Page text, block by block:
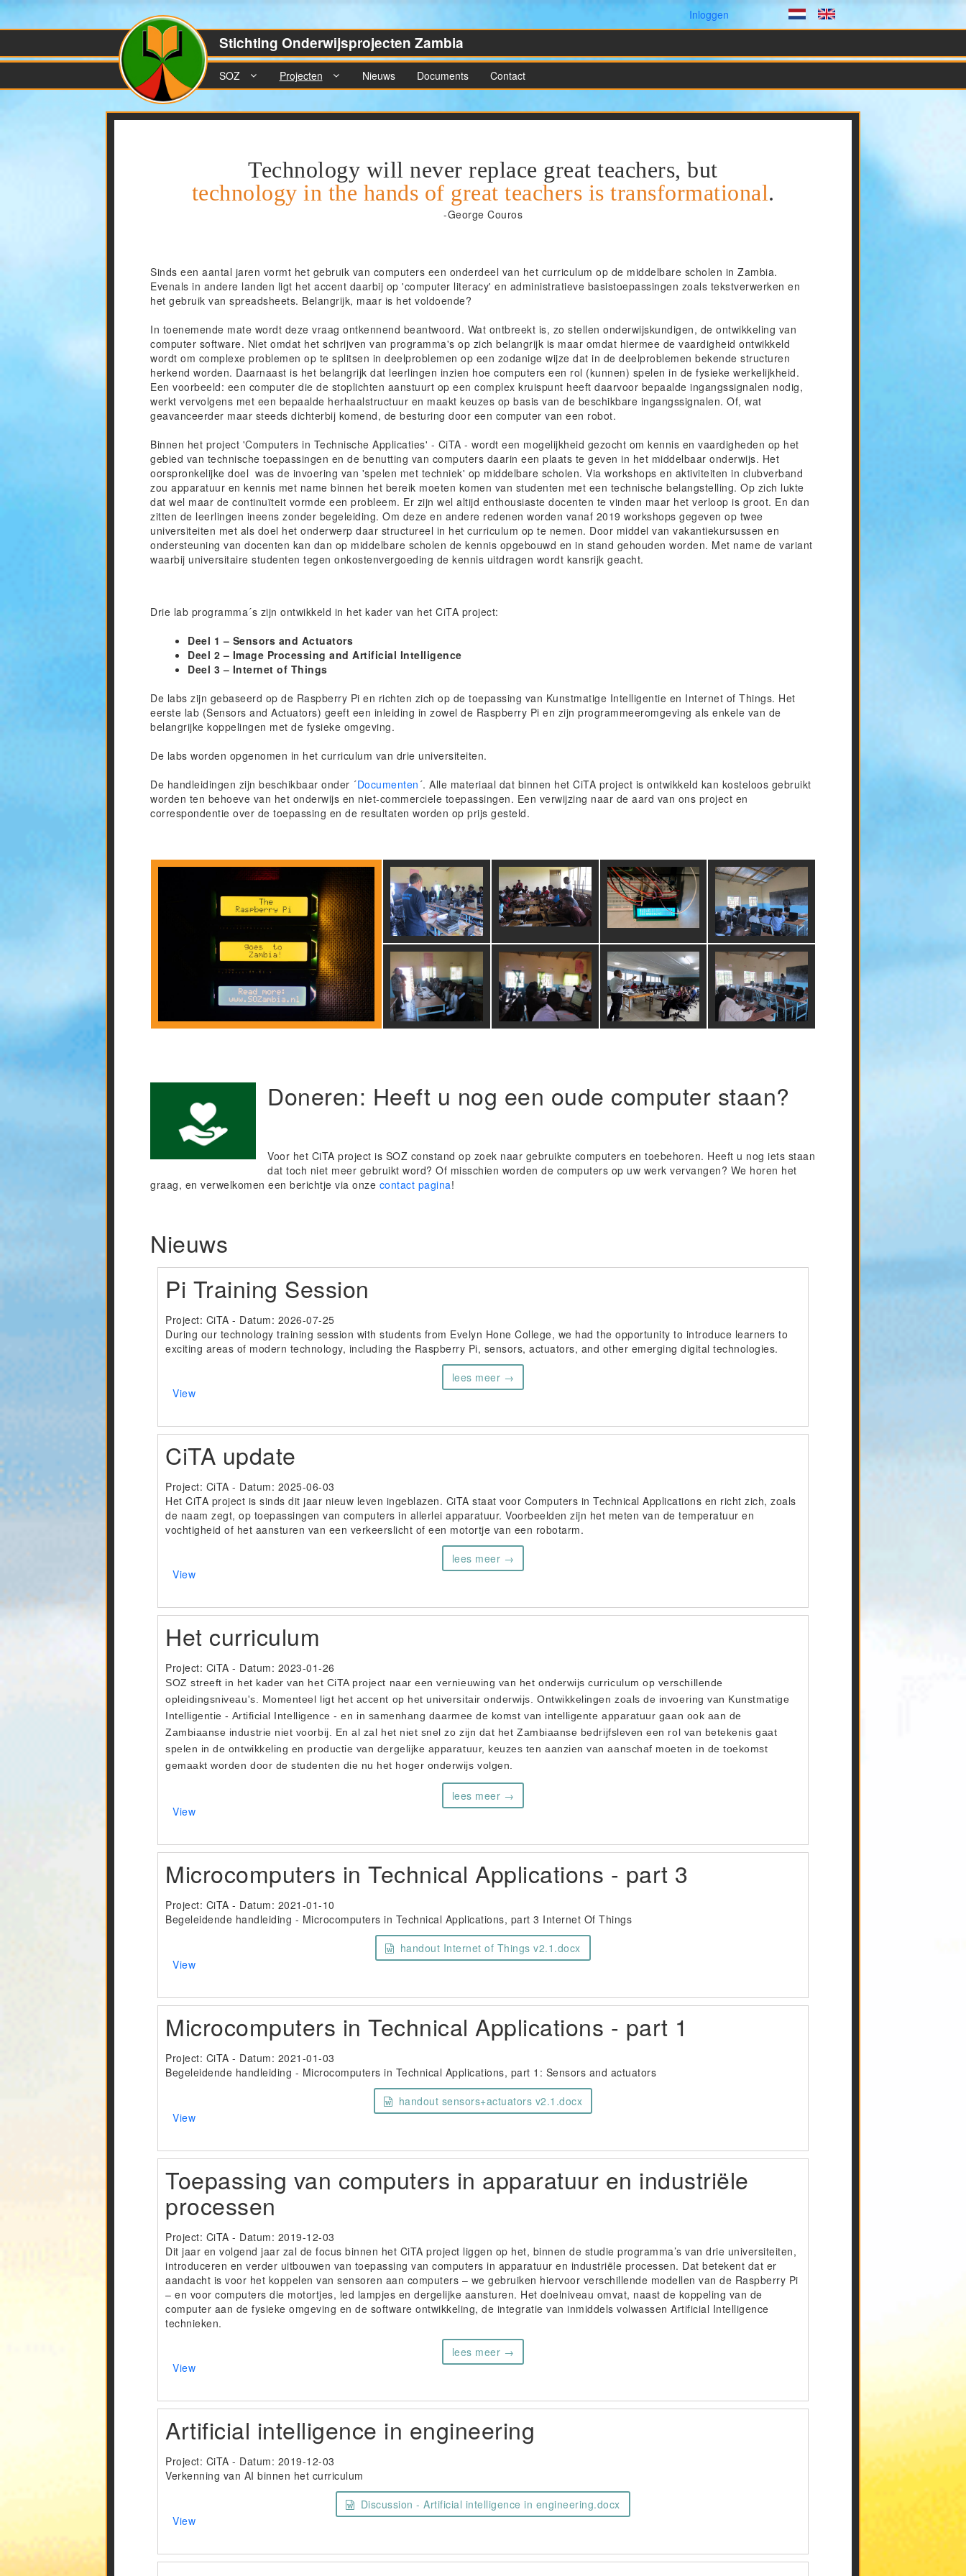
English
Dutch
Gebruikersmenu
Inloggen
Stichting Onderwijsprojecten Zambia
SOZ Projecten Nieuws Documents Contact
Technology will never replace great teachers, but
technology in the hands of great teachers is transformational.
-George Couros
Sinds een aantal jaren vormt het gebruik van computers een onderdeel van het curriculum op de middelbare scholen in Zambia.
Evenals in andere landen ligt het accent daarbij op 'computer literacy' en administratieve basistoepassingen zoals tekstverwerken en
het gebruik van spreadsheets. Belangrijk, maar is het voldoende?
In toenemende mate wordt deze vraag ontkennend beantwoord. Wat ontbreekt is, zo stellen onderwijskundigen, de ontwikkeling van
computer software. Niet omdat het schrijven van programma's op zich belangrijk is maar omdat hiermee de vaardigheid ontwikkeld
wordt om complexe problemen op te splitsen in deelproblemen op een zodanige wijze dat in de deelproblemen bekende structuren
herkend worden. Daarnaast is het belangrijk dat leerlingen inzien hoe computers een rol (kunnen) spelen in de fysieke werkelijkheid.
Een voorbeeld: een computer die de stoplichten aanstuurt op een complex kruispunt heeft daarvoor bepaalde ingangssignalen nodig,
werkt vervolgens met een bepaalde herhaalstructuur en maakt keuzes op basis van de beschikbare ingangssignalen. Of, wat
geavanceerder maar steeds dichterbij komend, de besturing door een computer van een robot.
Binnen het project 'Computers in Technische Applicaties' - CiTA - wordt een mogelijkheid gezocht om kennis en vaardigheden op het
gebied van technische toepassingen en de benutting van computers daarin een plaats te geven in het middelbaar onderwijs. Het
oorspronkelijke doel was de invoering van 'spelen met techniek' op middelbare scholen. Via workshops en aktiviteiten in clubverband
zou apparatuur en kennis met name binnen het bereik moeten komen van studenten met een technische belangstelling. Op zich lukte
dat wel maar de continuïteit vormde een probleem. Er zijn wel altijd enthousiaste docenten te vinden maar het verloop is groot. En dan
zitten de leerlingen ineens zonder begeleiding. Om deze en andere redenen worden vanaf 2019 workshops gegeven op twee
universiteiten met als doel het onderwerp daar structureel in het curriculum op te nemen. Door middel van vakantiekursussen en
ondersteuning van docenten kan dan op middelbare scholen de kennis opgebouwd en in stand gehouden worden. Met name de variant
waarbij universitaire studenten tegen onkostenvergoeding de kennis uitdragen wordt kansrijk geacht.
Drie lab programma´s zijn ontwikkeld in het kader van het CiTA project:
Deel 1 – Sensors and Actuators
Deel 2 – Image Processing and Artificial Intelligence
Deel 3 – Internet of Things
De labs zijn gebaseerd op de Raspberry Pi en richten zich op de toepassing van Kunstmatige Intelligentie en Internet of Things. Het
eerste lab (Sensors and Actuators) geeft een inleiding in zowel de Raspberry Pi en zijn programmeeromgeving als enkele van de
belangrijke koppelingen met de fysieke omgeving.
De labs worden opgenomen in het curriculum van drie universiteiten.
De handleidingen zijn beschikbaar onder ´Documenten ´. Alle materiaal dat binnen het CiTA project is ontwikkeld kan kosteloos gebruikt
worden ten behoeve van het onderwijs en niet-commerciele toepassingen. Een verwijzing naar de aard van ons project en
correspondentie over de toepassing en de resultaten worden op prijs gesteld.
Doneren: Heeft u nog een oude computer staan?
Voor het CiTA project is SOZ constand op zoek naar gebruikte computers en toebehoren. Heeft u nog iets staan
dat toch niet meer gebruikt word? Of misschien worden de computers op uw werk vervangen? We horen het
graag, en verwelkomen een berichtje via onze contact pagina!
Nieuws
Pi Training Session
Project: CiTA - Datum: 2026-07-25
During our technology training session with students from Evelyn Hone College, we had the opportunity to introduce learners to
exciting areas of modern technology, including the Raspberry Pi, sensors, actuators, and other emerging digital technologies.
lees meer →
View
CiTA update
Project: CiTA - Datum: 2025-06-03
Het CiTA project is sinds dit jaar nieuw leven ingeblazen. CiTA staat voor Computers in Technical Applications en richt zich, zoals
de naam zegt, op toepassingen van computers in allerlei apparatuur. Voorbeelden zijn het meten van de temperatuur en
vochtigheid of het aansturen van een verkeerslicht of een motortje van een robotarm.
lees meer →
View
Het curriculum
Project: CiTA - Datum: 2023-01-26
SOZ streeft in het kader van het CiTA project naar een vernieuwing van het onderwijs curriculum op verschillende
opleidingsniveau's. Momenteel ligt het accent op het universitair onderwijs. Ontwikkelingen zoals de invoering van Kunstmatige
Intelligentie - Artificial Intelligence - en in samenhang daarmee de komst van intelligente apparatuur gaan ook aan de
Zambiaanse industrie niet voorbij. En al zal het niet snel zo zijn dat het Zambiaanse bedrijfsleven een rol van betekenis gaat
spelen in de ontwikkeling en productie van dergelijke apparatuur, keuzes ten aanzien van aanschaf moeten in de toekomst
gemaakt worden door de studenten die nu het hoger onderwijs volgen.
lees meer →
View
Microcomputers in Technical Applications - part 3
Project: CiTA - Datum: 2021-01-10
Begeleidende handleiding - Microcomputers in Technical Applications, part 3 Internet Of Things
handout Internet of Things v2.1.docx
View
Microcomputers in Technical Applications - part 1
Project: CiTA - Datum: 2021-01-03
Begeleidende handleiding - Microcomputers in Technical Applications, part 1: Sensors and actuators
handout sensors+actuators v2.1.docx
View
Toepassing van computers in apparatuur en industriële
processen
Project: CiTA - Datum: 2019-12-03
Dit jaar en volgend jaar zal de focus binnen het CiTA project liggen op het, binnen de studie programma’s van drie universiteiten,
introduceren en verder uitbouwen van toepassing van computers in apparatuur en industriële processen. Dat betekent dat er
aandacht is voor het koppelen van sensoren aan computers – we gebruiken hiervoor verschillende modellen van de Raspberry Pi
– en voor computers die motortjes, led lampjes en dergelijke aansturen. Het doelniveau omvat, naast de koppeling van de
computer aan de fysieke omgeving en de software ontwikkeling, de integratie van inmiddels volwassen Artificial Intelligence
technieken.
lees meer →
View
Artificial intelligence in engineering
Project: CiTA - Datum: 2019-12-03
Verkenning van AI binnen het curriculum
Discussion - Artificial intelligence in engineering.docx
View